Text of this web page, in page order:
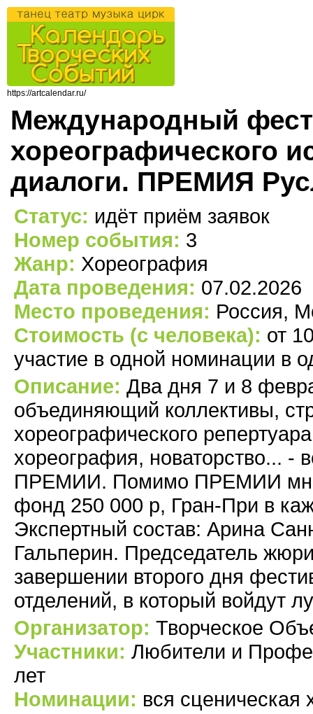
https://artcalendar.ru/
Международный
хореографического
диалоги. ПРЕМИЯ
Статус: идёт приём заявок
Номер события: 3
Жанр: Хореография
Дата проведения: 07.02.2026
Место проведения: Россия,
Стоимость (с человека): от
участие в одной номинации в
Описание: Два дня 7 и 8
объединяющий коллективы,
хореографического
хореография, новаторство... -
ПРЕМИИ. Помимо ПРЕМИИ
фонд 250 000 р, Гран-При в
Экспертный состав: Арина
Гальперин. Председатель
завершении второго дня
отделений, в который войдут
Организатор: Творческое
Участники: Любители и
лет
Номинации: вся сценическая